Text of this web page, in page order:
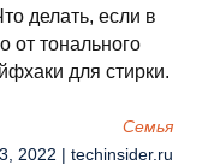
делать, если в
от тонального
для стирки.
Семья
2022 | techinsider.ru